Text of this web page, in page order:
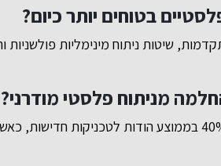
בטוחים יותר כיום?
שיטות ניתוח מינימליות
מניתוח פלסטי מודרני?